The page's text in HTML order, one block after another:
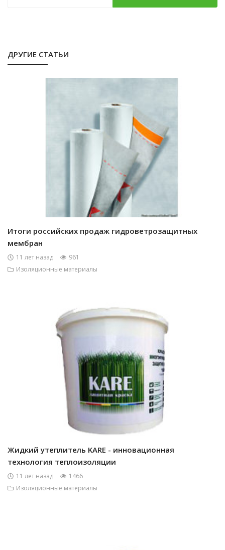
ДРУГИЕ СТАТЬИ
Итоги российских продаж гидроветрозащитных
мембран
11 лет назад
961
Изоляционные материалы
Жидкий утеплитель KARE - инновационная
технология теплоизоляции
11 лет назад
1466
Изоляционные материалы